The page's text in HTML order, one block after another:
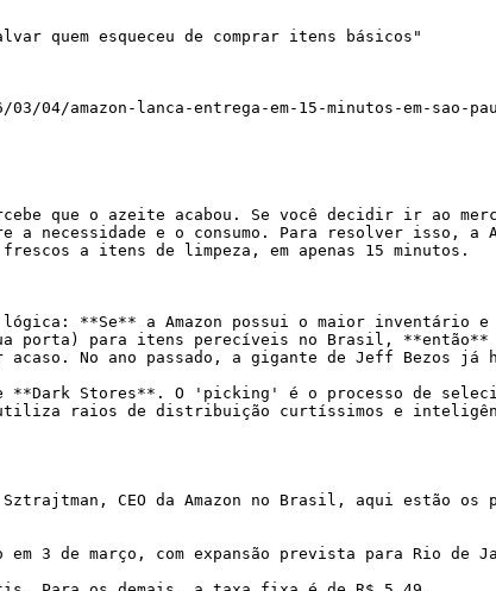
quem esqueceu de comprar itens básicos"
amazon-lanca-entrega-em-15-minutos-em-sao-
que o azeite acabou. Se você decidir ir ao
e o consumo. Para resolver isso, a
a itens de limpeza, em apenas 15 minutos.
**Se** a Amazon possui o maior inventário e
para itens perecíveis no Brasil, **então**
No ano passado, a gigante de Jeff Bezos já
Stores**. O 'picking' é o processo de
raios de distribuição curtíssimos e
CEO da Amazon no Brasil, aqui estão os
3 de março, com expansão prevista para Rio